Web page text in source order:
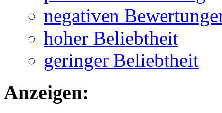
negativen
hoher Beliebtheit
geringer Beliebtheit
Anzeigen: